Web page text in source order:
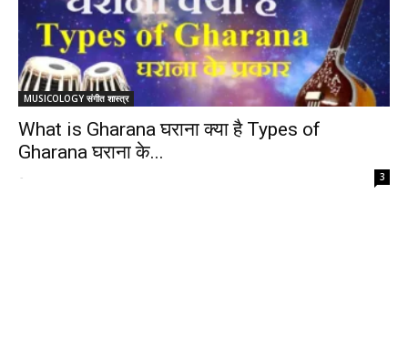
MUSICOLOGY संगीत शास्त्र
What is Gharana घराना क्या है Types of
Gharana घराना के...
- 3